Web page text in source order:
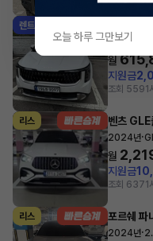
렌트
2025년
월
지원금
조회 5591
리스 벤츠 GLE
2024년·
월
지원금
조회 6371
리스 포르쉐 파
2024년·
오늘 하루 그만보기